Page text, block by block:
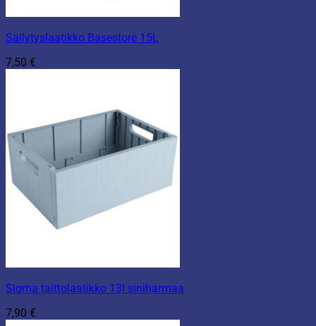
Säilytyslaatikko Basestore 15L
7,50 €
Sigma taittolaatikko 13l siniharmaa
7,90 €